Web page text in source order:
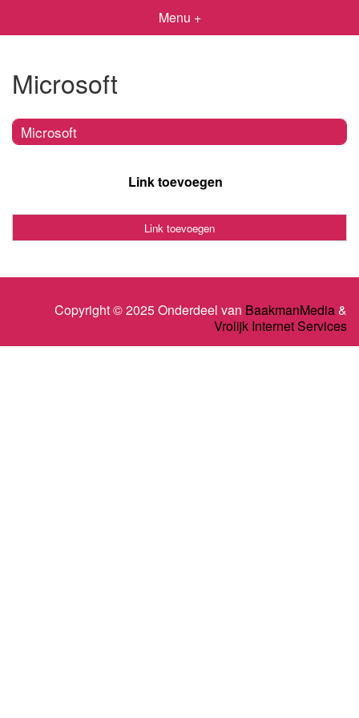
Menu +
Microsoft
Microsoft
Link toevoegen
Link toevoegen
Copyright © 2025 Onderdeel van BaakmanMedia&
Vrolijk Internet Services